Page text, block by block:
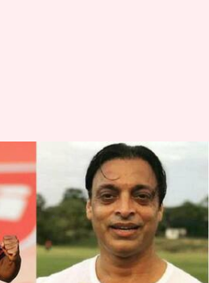
వెన్నులో
ఉమ్రాన్ మాలిక్
04, 2023 03:57 pm